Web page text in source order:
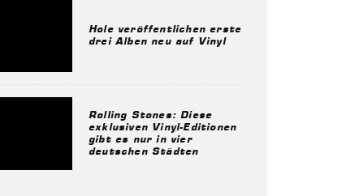
Hole veröffentlichen erste
drei Alben neu auf Vinyl
Rolling Stones: Diese
exklusiven Vinyl-Editionen
gibt es nur in vier
deutschen Städten